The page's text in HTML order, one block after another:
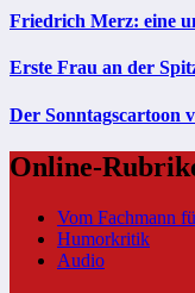
Friedrich Merz: eine
Erste Frau an der
Der Sonntagscartoon
Online-
Vom Fachmann
Humorkritik
Audio